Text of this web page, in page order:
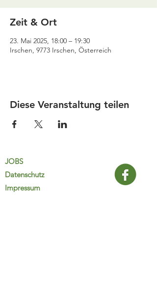
Zeit & Ort
23. Mai 2025, 18:00 – 19:30
Irschen, 9773 Irschen, Österreich
Diese Veranstaltung teilen
JOBS
Datenschutz
Impressum